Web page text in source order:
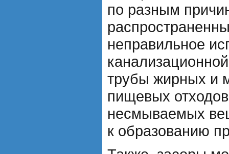
по разным
неправильное
трубы жирных и
пищевых
несмываемых
к образованию